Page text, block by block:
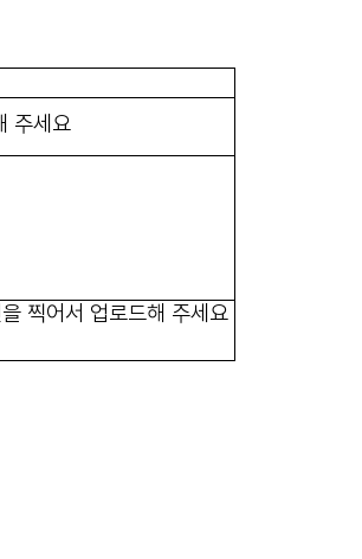
주세요
찍어서 업로드해 주세요